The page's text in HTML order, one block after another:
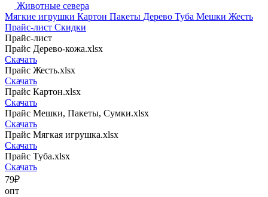
Животные севера
Мягкие игрушки Картон Пакеты Дерево Туба Мешки Жесть
Прайс-лист Скидки
Прайс-лист
Прайс Дерево-кожа.xlsx
Скачать
Прайс Жесть.xlsx
Скачать
Прайс Картон.xlsx
Скачать
Прайс Мешки, Пакеты, Сумки.xlsx
Скачать
Прайс Мягкая игрушка.xlsx
Скачать
Прайс Туба.xlsx
Скачать
79₽
опт